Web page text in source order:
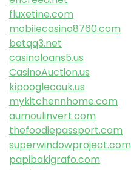
fluxetine.com
mobilecasino8760.com
betqq3.net
casinoloans5.us
CasinoAuction.us
kipooglecouk.us
mykitchennhome.com
aumoulinvert.com
thefoodiepassport.com
superwindowproject.com
papibakigrafo.com